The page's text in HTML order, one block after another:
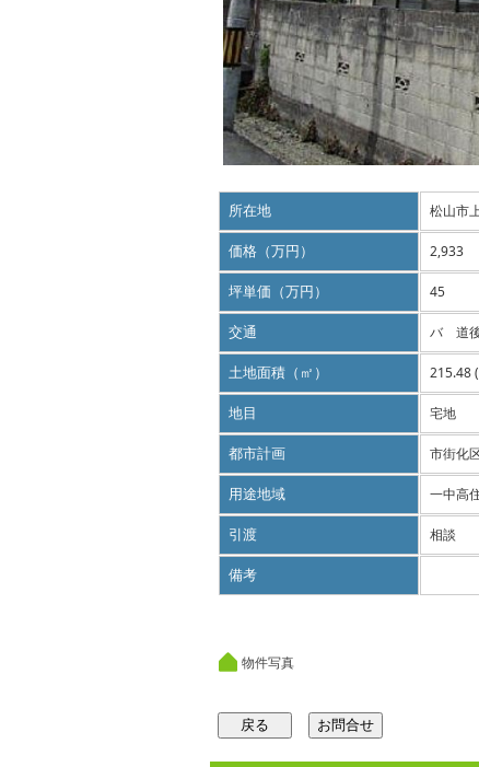
所在地 松山市
価格（万円） 2,933
坪単価（万円） 45
交通 バ 道
土地面積（㎡） 215.48
地目 宅地
都市計画 市街化
用途地域 一中高
引渡 相談
備考
物件写真